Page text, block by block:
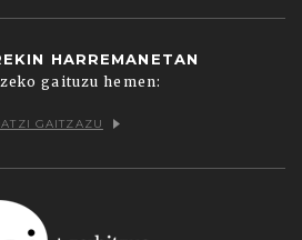
HARREMANETAN
gaituzu hemen:
GAITZAZU